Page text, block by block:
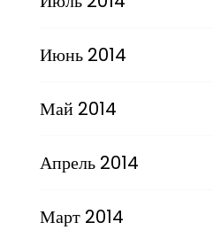
Июнь 2014
Май 2014
Апрель 2014
Март 2014